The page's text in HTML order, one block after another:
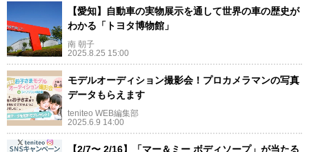
【愛知】自動車の実物展示を通して世界の車の歴史が
わかる「トヨタ博物館」
南 朝子
2025.8.25 15:00
モデルオーディション撮影会！プロカメラマンの写真
データもらえます
teniteo WEB編集部
2025.6.9 14:00
【2/7〜 2/16】「マー＆ミー ボディソープ」が当たる